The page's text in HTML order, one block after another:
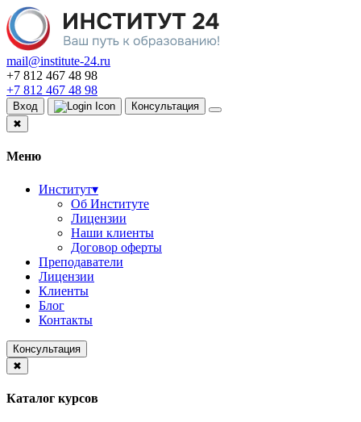
mail@institute-24.ru
+7 812 467 48 98
+7 812 467 48 98
Вход
Консультация
✖
Меню
Институт▾
Об Институте
Лицензии
Наши клиенты
Договор оферты
Преподаватели
Лицензии
Клиенты
Блог
Контакты
Консультация
✖
Каталог курсов